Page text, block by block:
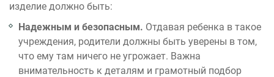
изделие должно быть:
Надежным и безопасным. Отдавая ребенка в такое
учреждения, родители должны быть уверены в том,
что ему там ничего не угрожает. Важна
внимательность к деталям и грамотный подбор